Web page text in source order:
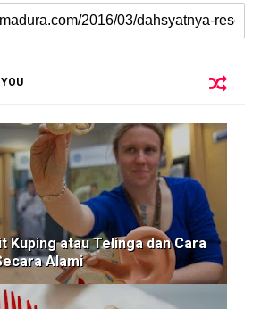
Kuping atau Telinga dan Cara
Alami